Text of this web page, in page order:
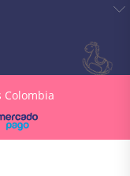
Colombia